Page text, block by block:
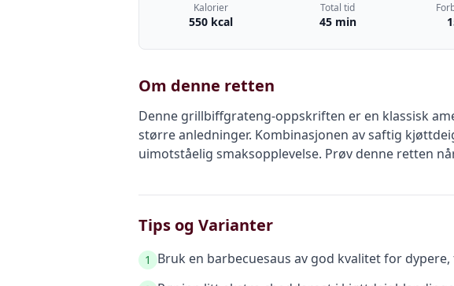
Kalorier
550 kcal
Total tid
45 min
Om denne retten
Denne grillbiffgrateng-oppskriften er en klassisk
større anledninger. Kombinasjonen av saftig
uimotståelig smaksopplevelse. Prøv denne retten
Tips og Varianter
1 Bruk en barbecuesaus av god kvalitet for